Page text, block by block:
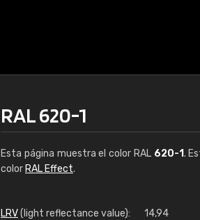
RAL 620-1
Esta página muestra el color RAL 620-1.
color RAL Effect.
LRV(light reflectance value): 14,94